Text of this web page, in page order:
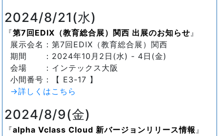
2024/8/21(水)
第7回EDIX（教育総合展）関西 出展のお知らせ
展示会名：第7回EDIX（教育総合展）関西
期間 ：2024年10月2日(水) - 4日(金)
会場 ：インテックス大阪
小間番号：【 E3-17 】
→詳しくはこちら
2024/8/9(金)
alpha Vclass Cloud 新バージョンリリース情報